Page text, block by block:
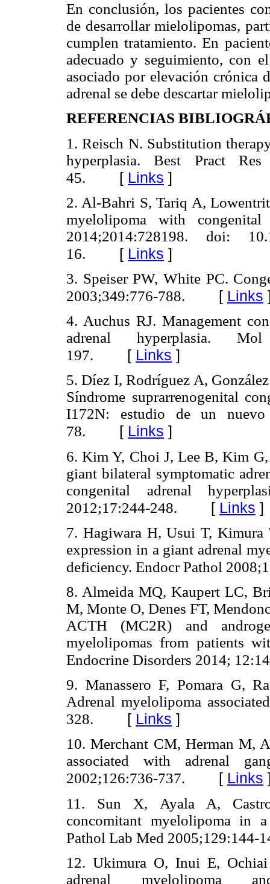
En conclusión, los pacientes
de desarrollar mielolipomas,
cumplen tratamiento. En
adecuado y seguimiento, con
asociado por elevación crónica
adrenal se debe descartar
REFERENCIAS
1. Reisch N. Substitution
hyperplasia. Best Pract
45. [ Links ]
2. Al-Bahri S, Tariq A,
myelolipoma with
2014;2014:728198. doi:
16. [ Links ]
3. Speiser PW, White PC.
2003;349:776-788. [ Links
4. Auchus RJ. Management
adrenal hyperplasia.
197. [ Links ]
5. Díez I, Rodríguez A,
Síndrome suprarrenogenital
I172N: estudio de un
78. [ Links ]
6. Kim Y, Choi J, Lee B, Kim
giant bilateral symptomatic
congenital adrenal
2012;17:244-248. [ Links ]
7. Hagiwara H, Usui T,
expression in a giant adrenal
deficiency. Endocr Pathol
8. Almeida MQ, Kaupert LC,
M, Monte O, Denes FT,
ACTH (MC2R) and
myelolipomas from patients
Endocrine Disorders 2014;
9. Manassero F, Pomara G,
Adrenal myelolipoma
328. [ Links ]
10. Merchant CM, Herman M,
associated with adrenal
2002;126:736-737. [ Links
11. Sun X, Ayala A,
concomitant myelolipoma in
Pathol Lab Med 2005;129:144-
12. Ukimura O, Inui E,
adrenal myelolipoma